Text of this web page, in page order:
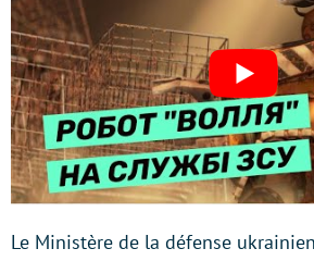
Le Ministère de la défense